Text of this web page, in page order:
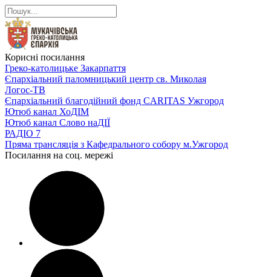
Корисні посилання
Греко-католицьке Закарпаття
Єпархіальний паломницький центр св. Миколая
Логос-ТВ
Єпархіальний благодійний фонд CARITAS Ужгород
Ютюб канал ХоДІМ
Ютюб канал Слово наДІЇ
РАДІО 7
Пряма трансляція з Кафедрального собору м.Ужгород
Посилання на соц. мережі